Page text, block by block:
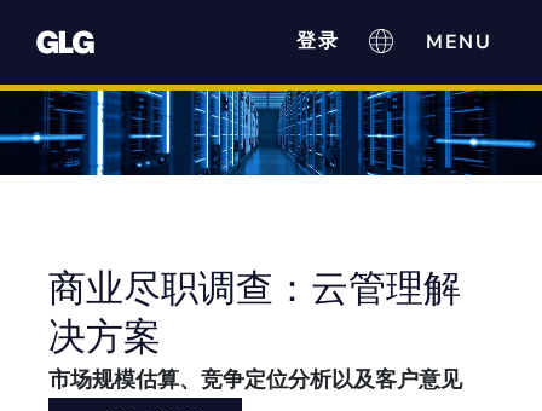
登录
商业尽职调查：云管理解
决方案
市场规模估算、竞争定位分析以及客户意见